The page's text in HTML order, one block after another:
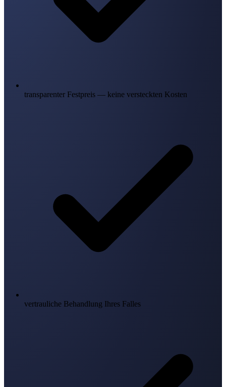
transparenter Festpreis — keine versteckten Kosten
vertrauliche Behandlung Ihres Falles